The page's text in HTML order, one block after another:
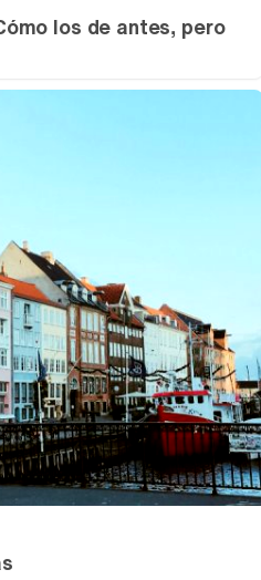
los de antes, pero